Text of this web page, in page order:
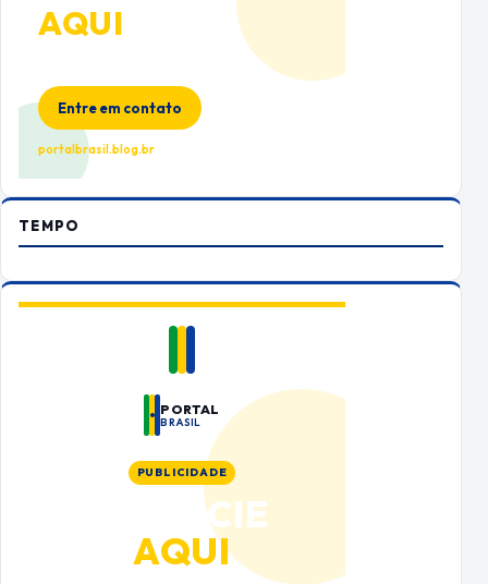
AQUI
Entre em contato
portalbrasil.blog.br
TEMPO
PORTAL
BRASIL
PUBLICIDADE
ANUNCIE
AQUI